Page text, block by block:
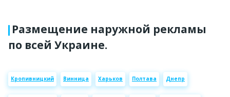
Размещение наружной рекламы
по всей Украине.
Кропивницкий Винница Харьков Полтава Днепр